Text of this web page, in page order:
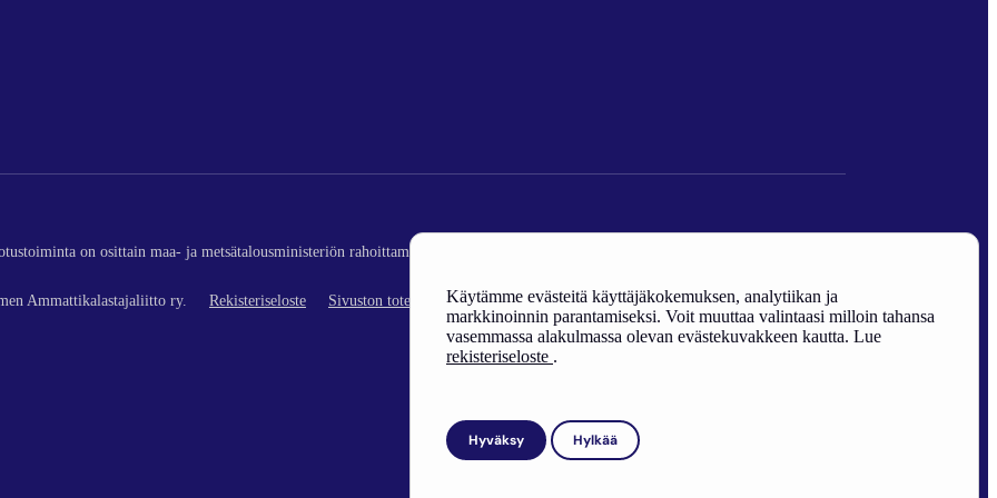
Käytämme evästeitä käyttäjäkokemuksen, analytiikan ja
markkinoinnin parantamiseksi. Voit muuttaa valintaasi milloin tahansa
vasemmassa alakulmassa olevan evästekuvakkeen kautta. Lue
rekisteriseloste .
Hyväksy Hylkää
on osittain maa- ja metsätalousministeriön rahoittamaa (kalatalouden edistäminen).
Ammattikalastajaliitto ry. Rekisteriseloste Sivuston toteutus